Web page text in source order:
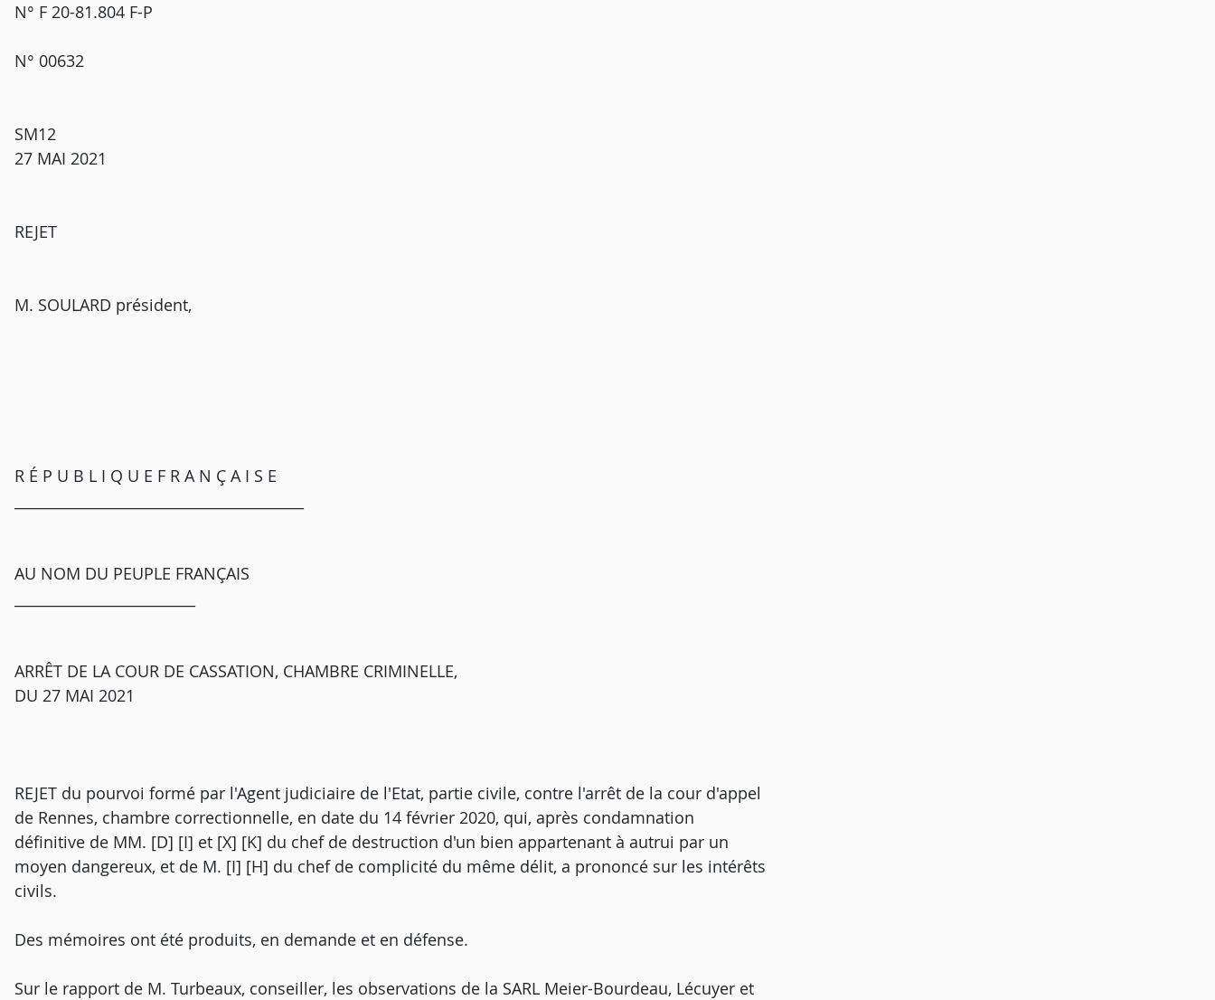
N° F 20-81.804 F-P
N° 00632
SM12
27 MAI 2021
REJET
M. SOULARD président,
R É P U B L I Q U E F R A N Ç A I S E
AU NOM DU PEUPLE FRANÇAIS
ARRÊT DE LA COUR DE CASSATION, CHAMBRE CRIMINELLE,
DU 27 MAI 2021
REJET du pourvoi formé par l'Agent judiciaire de l'Etat, partie civile, contre l'arrêt de la cour d'appel
de Rennes, chambre correctionnelle, en date du 14 février 2020, qui, après condamnation
définitive de MM. [D] [I] et [X] [K] du chef de destruction d'un bien appartenant à autrui par un
moyen dangereux, et de M. [I] [H] du chef de complicité du même délit, a prononcé sur les intérêts
civils.
Des mémoires ont été produits, en demande et en défense.
Sur le rapport de M. Turbeaux, conseiller, les observations de la SARL Meier-Bourdeau, Lécuyer et